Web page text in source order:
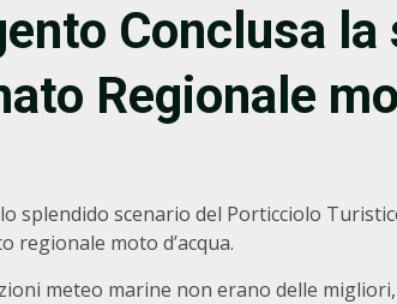
Conclusa la
Regionale
splendido scenario del Porticciolo
regionale moto d’acqua.
meteo marine non erano delle